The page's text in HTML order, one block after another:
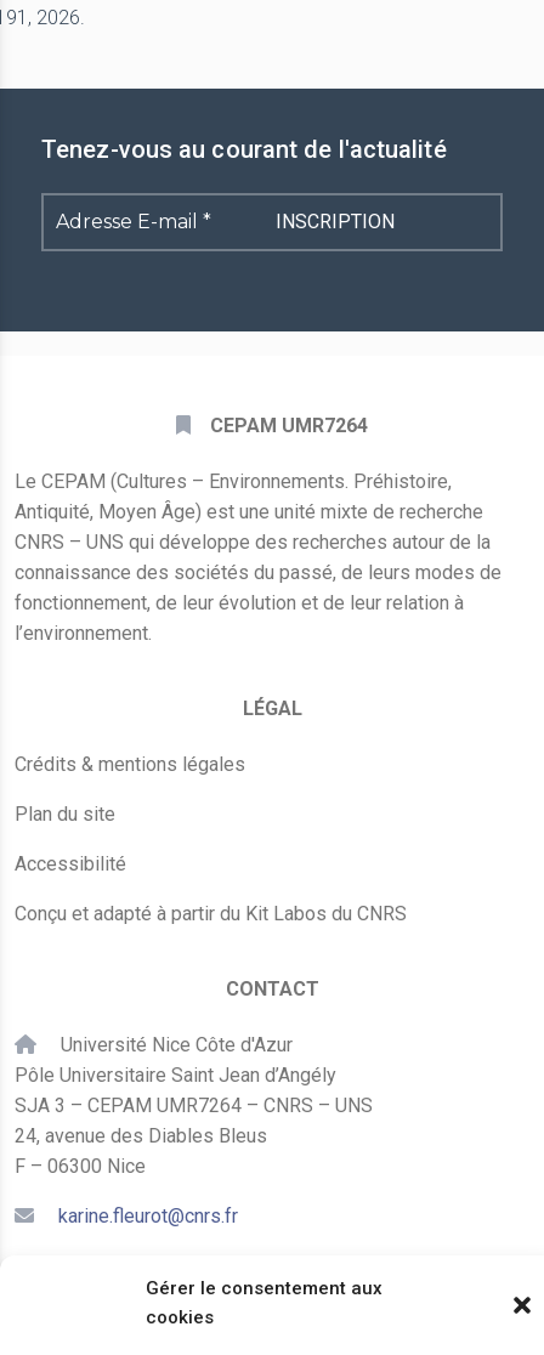
Gérer le consentement aux
cookies
2026.
Tenez-vous au courant de l'actualité
Adresse
E-
CEPAM UMR7264
Le CEPAM (Cultures – Environnements. Préhistoire,
Antiquité, Moyen Âge) est une unité mixte de recherche
CNRS – UNS qui développe des recherches autour de la
connaissance des sociétés du passé, de leurs modes de
fonctionnement, de leur évolution et de leur relation à
l’environnement.
LÉGAL
Crédits & mentions légales
Plan du site
Accessibilité
Conçu et adapté à partir du Kit Labos du CNRS
CONTACT
Université Nice Côte d'Azur
Pôle Universitaire Saint Jean d’Angély
SJA 3 – CEPAM UMR7264 – CNRS – UNS
24, avenue des Diables Bleus
F – 06300 Nice
karine.fleurot@cnrs.fr